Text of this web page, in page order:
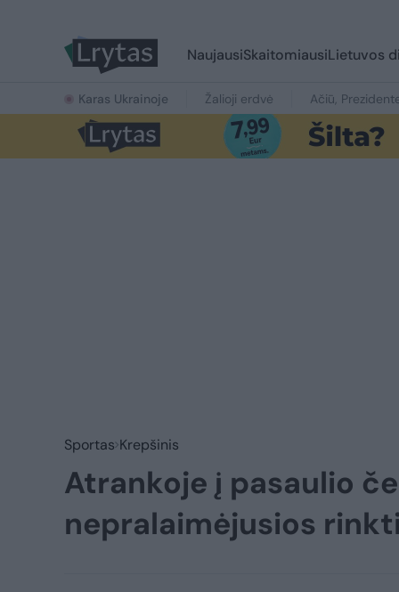
NaujausiSkaitomiausiLietuvos
Karas Ukrainoje Žalioji erdvė Ačiū,
Sportas Krepšinis
Atrankoje į pasaulio
nepralaimėjusios